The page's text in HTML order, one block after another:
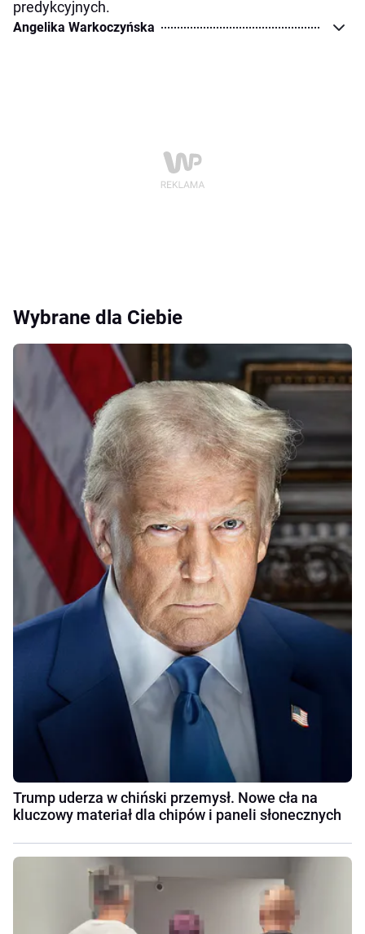
predykcyjnych.
Angelika Warkoczyńska
Wybrane dla Ciebie
Trump uderza w chiński przemysł. Nowe cła na
kluczowy materiał dla chipów i paneli słonecznych